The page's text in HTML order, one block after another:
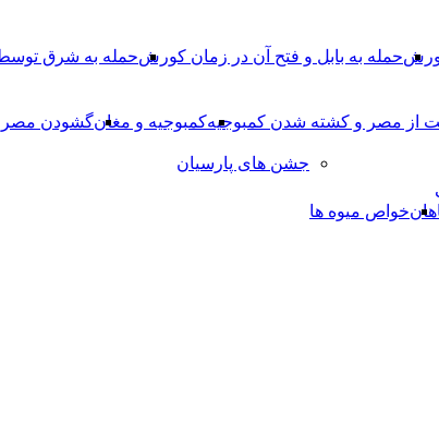
حمله به بابل و فتح آن در زمان کورشحمله به شرق
از مصر و کشته شدن کمبوجیهکمبوجیه و مغانگشودن مصر
خواص میوه ها
جشن های پارسیان